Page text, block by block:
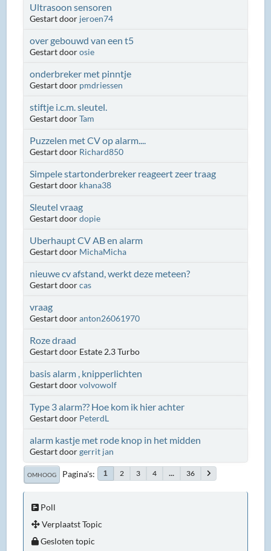
Ultrasoon sensoren
Gestart door jeroen74
over gebouwd van een t5
Gestart doorosie
onderbreker met pinntje
Gestart door pmdriessen
stiftje i.c.m. sleutel.
Gestart doorTam
Puzzelen met CV op alarm....
Gestart door Richard850
Simpele startonderbreker reageert zeer traag
Gestart door khana38
Sleutel vraag
Gestart doordopie
Uberhaupt CV AB en alarm
Gestart door MichaMicha
nieuwe cv afstand, werkt deze meteen?
Gestart doorcas
vraag
Gestart dooranton26061970
Roze draad
Gestart door Estate 2.3 Turbo
basis alarm , knipperlichten
Gestart doorvolvowolf
Type 3 alarm?? Hoe kom ik hier achter
Gestart door PeterdL
alarm kastje met rode knop in het midden
Gestart doorgerrit jan
OMHOOG Pagina's 1 2 3 4 ... 36
Poll
Verplaatst Topic
Gesloten topic